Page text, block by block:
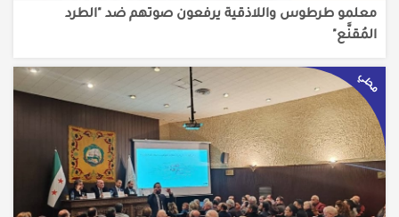
معلمو طرطوس واللاذقية يرفعون صوتهم ضد "الطرد
المُقنَّع"
محلي